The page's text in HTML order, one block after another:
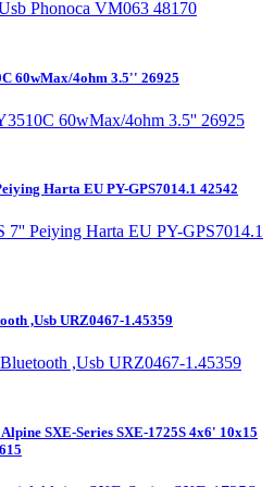
60wMax/4ohm 3.5'' 26925
Harta EU PY-GPS7014.1 42542
,Usb URZ0467-1.45359
SXE-Series SXE-1725S 4x6' 10x15